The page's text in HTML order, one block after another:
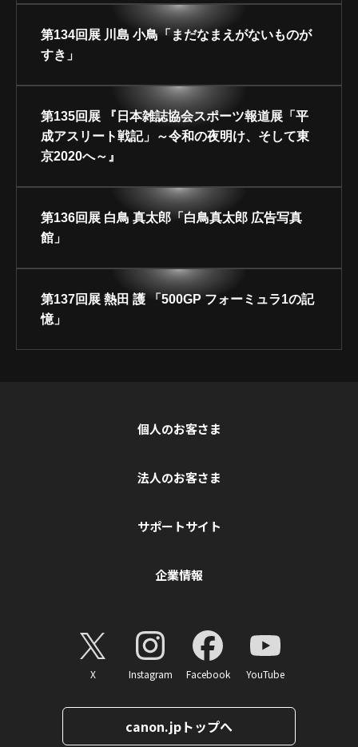
第134回展 川島 小鳥「まだなまえがないものが
すき」
第135回展 『日本雑誌協会スポーツ報道展「平
成アスリート戦記」～令和の夜明け、そして東
京2020へ～』
第136回展 白鳥 真太郎「白鳥真太郎 広告写真
館」
第137回展 熱田 護 「500GP フォーミュラ1の記
憶」
個人のお客さま
法人のお客さま
サポートサイト
企業情報
X Instagram Facebook YouTube
canon.jpトップへ